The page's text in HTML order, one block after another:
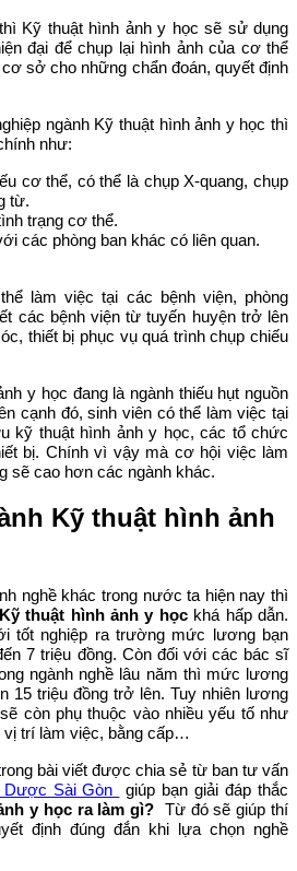
Kỹ thuật hình ảnh y học sẽ sử dụng
đại để chụp lại hình ảnh của cơ thể
sở cho những chẩn đoán, quyết định
ngành Kỹ thuật hình ảnh y học thì
như:
cơ thể, có thể là chụp X-quang, chụp
từ.
trạng cơ thể.
các phòng ban khác có liên quan.
làm việc tại các bệnh viện, phòng
các bệnh viện từ tuyến huyện trở lên
thiết bị phục vụ quá trình chụp chiếu
y học đang là ngành thiếu hụt nguồn
cạnh đó, sinh viên có thể làm việc tại
kỹ thuật hình ảnh y học, các tổ chức
bị. Chính vì vậy mà cơ hội việc làm
sẽ cao hơn các ngành khác.
Kỹ thuật hình ảnh
nghề khác trong nước ta hiện nay thì
thuật hình ảnh y họckhá hấp dẫn.
tốt nghiệp ra trường mức lương bạn
7 triệu đồng. Còn đối với các bác sĩ
ngành nghề lâu năm thì mức lương
15 triệu đồng trở lên. Tuy nhiên lương
còn phụ thuộc vào nhiều yếu tố như
vị trí làm việc, bằng cấp…
bài viết được chia sẻ từ ban tư vấn
Dược Sài Gòn
giúp bạn giải đáp thắc
y học ra làm gì? Từ đó sẽ giúp thí
định đúng đắn khi lựa chọn nghề